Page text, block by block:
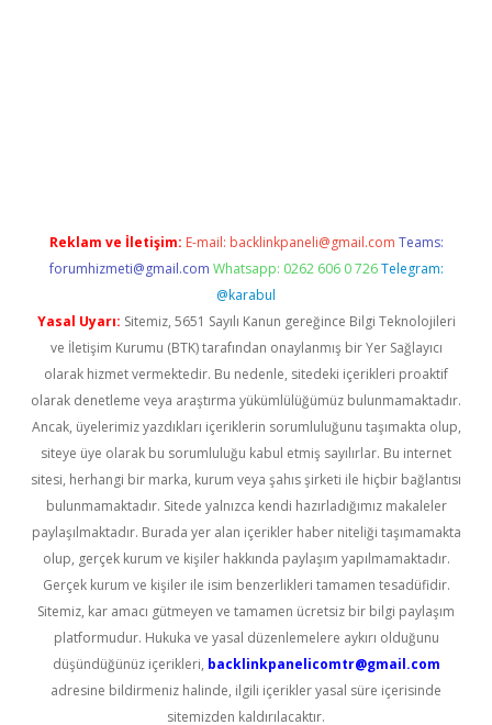
Reklam ve İletişim: E-mail: backlinkpaneli@gmail.com Teams:
forumhizmeti@gmail.com Whatsapp: 0262 606 0 726 Telegram:
@karabul
Yasal Uyarı: Sitemiz, 5651 Sayılı Kanun gereğince Bilgi Teknolojileri
ve İletişim Kurumu (BTK) tarafından onaylanmış bir Yer Sağlayıcı
olarak hizmet vermektedir. Bu nedenle, sitedeki içerikleri proaktif
olarak denetleme veya araştırma yükümlülüğümüz bulunmamaktadır.
Ancak, üyelerimiz yazdıkları içeriklerin sorumluluğunu taşımakta olup,
siteye üye olarak bu sorumluluğu kabul etmiş sayılırlar. Bu internet
sitesi, herhangi bir marka, kurum veya şahıs şirketi ile hiçbir bağlantısı
bulunmamaktadır. Sitede yalnızca kendi hazırladığımız makaleler
paylaşılmaktadır. Burada yer alan içerikler haber niteliği taşımamakta
olup, gerçek kurum ve kişiler hakkında paylaşım yapılmamaktadır.
Gerçek kurum ve kişiler ile isim benzerlikleri tamamen tesadüfidir.
Sitemiz, kar amacı gütmeyen ve tamamen ücretsiz bir bilgi paylaşım
platformudur. Hukuka ve yasal düzenlemelere aykırı olduğunu
düşündüğünüz içerikleri, backlinkpanelicomtr@gmail.com
adresine bildirmeniz halinde, ilgili içerikler yasal süre içerisinde
sitemizden kaldırılacaktır.